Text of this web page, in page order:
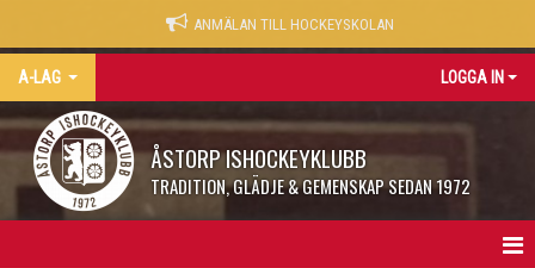
ANMÄLAN TILL HOCKEYSKOLAN
A-LAG LOGGA IN
ÅSTORP ISHOCKEYKLUBB
TRADITION, GLÄDJE & GEMENSKAP SEDAN 1972